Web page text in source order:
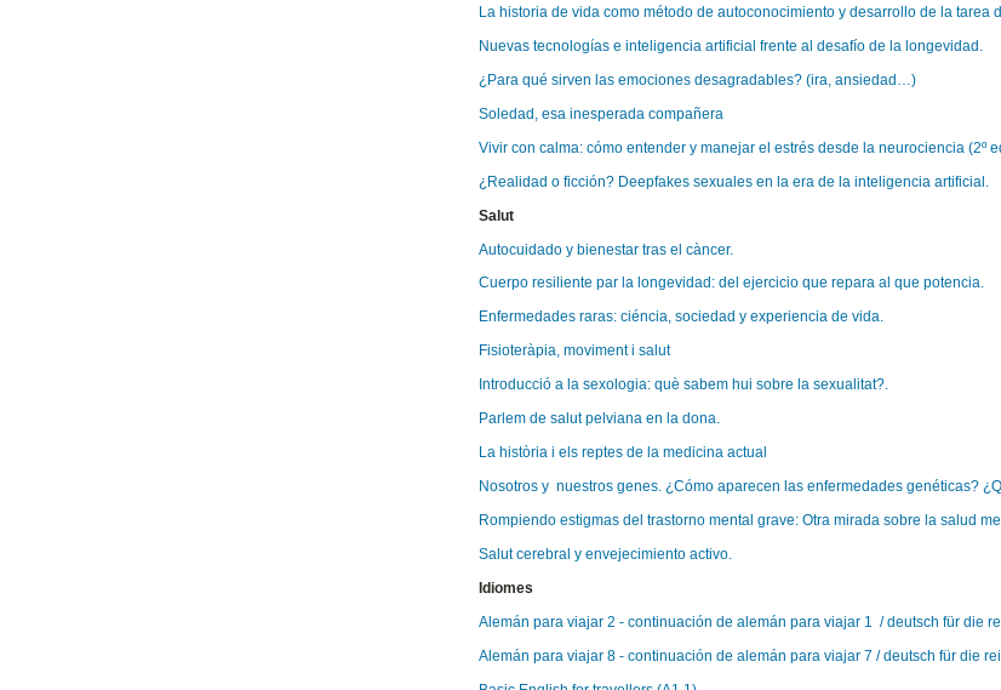
La historia de vida como método de autoconocimiento y desarrollo de la tarea
Nuevas tecnologías e inteligencia artificial frente al desafío de la longevidad.
¿Para qué sirven las emociones desagradables? (ira, ansiedad…)
Soledad, esa inesperada compañera
Vivir con calma: cómo entender y manejar el estrés desde la neurociencia (2º
¿Realidad o ficción? Deepfakes sexuales en la era de la inteligencia artificial.
Salut
Autocuidado y bienestar tras el càncer.
Cuerpo resiliente par la longevidad: del ejercicio que repara al que potencia.
Enfermedades raras: ciéncia, sociedad y experiencia de vida.
Fisioteràpia, moviment i salut
Introducció a la sexologia: què sabem hui sobre la sexualitat?.
Parlem de salut pelviana en la dona.
La història i els reptes de la medicina actual
Nosotros y nuestros genes. ¿Cómo aparecen las enfermedades genéticas?
Rompiendo estigmas del trastorno mental grave: Otra mirada sobre la salud
Salut cerebral y envejecimiento activo.
Idiomes
Alemán para viajar 2 - continuación de alemán para viajar 1 / deutsch für die
Alemán para viajar 8 - continuación de alemán para viajar 7 / deutsch für die